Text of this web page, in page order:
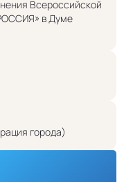
Всероссийской
в Думе
города)